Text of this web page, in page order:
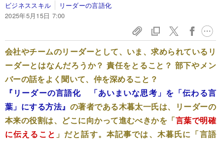
ビジネススキル
リーダーの言語化
2025年5月15日 7:00
会社やチームのリーダーとして、いま、求められているリ
ーダーとはなんだろうか？ 責任をとること？ 部下やメン
バーの話をよく聞いて、仲を深めること？
『リーダーの言語化 「あいまいな思考」を「伝わる言
葉」にする方法』 の著者である木暮太一氏は、リーダーの
本来の役割は、どこに向かって進むべきかを「言葉で明確
に伝えること 」だと話す。本記事では、木暮氏に「言語